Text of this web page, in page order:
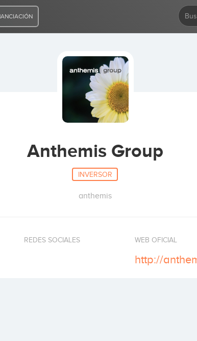
Anthemis Group
INVERSOR
anthemis
REDES SOCIALES WEB OFICIAL
http://